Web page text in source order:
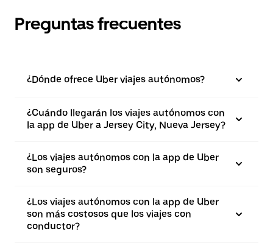
Preguntas frecuentes
¿Dónde ofrece Uber viajes autónomos?
¿Cuándo llegarán los viajes autónomos con
la app de Uber a Jersey City, Nueva Jersey?
¿Los viajes autónomos con la app de Uber
son seguros?
¿Los viajes autónomos con la app de Uber
son más costosos que los viajes con
conductor?